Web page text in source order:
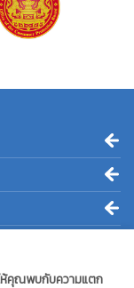
ห้คุณพบกับความแตก